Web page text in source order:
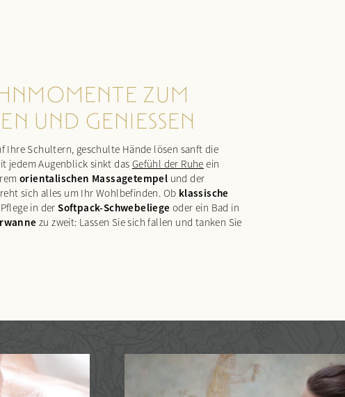
ZUM
UND GENIESSEN
Ihre Schultern, geschulte Hände lösen sanft die
jedem Augenblick sinkt das Gefühl der Ruhe ein
orientalischen Massagetempel und der
sich alles um Ihr Wohlbefinden. Ob klassische
in derSoftpack-Schwebeliege oder ein Bad in
zu zweit: Lassen Sie sich fallen und tanken Sie